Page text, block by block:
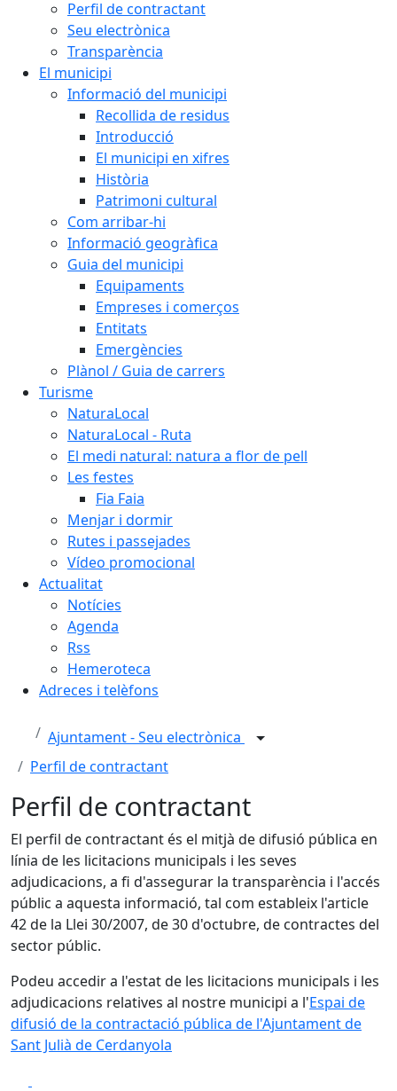
Perfil de contractant
Seu electrònica
Transparència
El municipi
Informació del municipi
Recollida de residus
Introducció
El municipi en xifres
Història
Patrimoni cultural
Com arribar-hi
Informació geogràfica
Guia del municipi
Equipaments
Empreses i comerços
Entitats
Emergències
Plànol / Guia de carrers
Turisme
NaturaLocal
NaturaLocal - Ruta
El medi natural: natura a flor de pell
Les festes
Fia Faia
Menjar i dormir
Rutes i passejades
Vídeo promocional
Actualitat
Notícies
Agenda
Rss
Hemeroteca
Adreces i telèfons
Ajuntament - Seu electrònica
Perfil de contractant
Perfil de contractant
El perfil de contractant és el mitjà de difusió pública en
línia de les licitacions municipals i les seves
adjudicacions, a fi d'assegurar la transparència i l'accés
públic a aquesta informació, tal com estableix l'article
42 de la Llei 30/2007, de 30 d'octubre, de contractes del
sector públic.
Podeu accedir a l'estat de les licitacions municipals i les
adjudicacions relatives al nostre municipi a l'Espai de
difusió de la contractació pública de l'Ajuntament de
Sant Julià de Cerdanyola